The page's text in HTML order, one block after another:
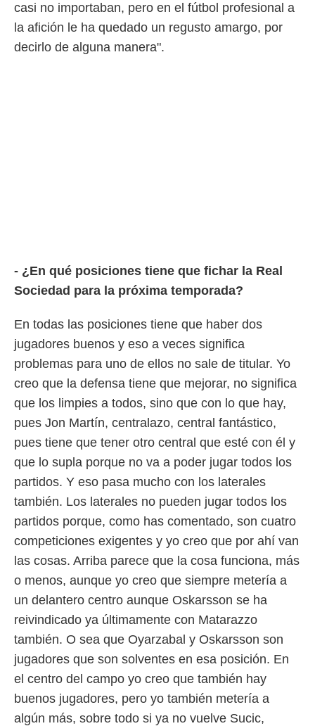
casi no importaban, pero en el fútbol profesional a
la afición le ha quedado un regusto amargo, por
decirlo de alguna manera".
- ¿En qué posiciones tiene que fichar la Real
Sociedad para la próxima temporada?
En todas las posiciones tiene que haber dos
jugadores buenos y eso a veces significa
problemas para uno de ellos no sale de titular. Yo
creo que la defensa tiene que mejorar, no significa
que los limpies a todos, sino que con lo que hay,
pues Jon Martín, centralazo, central fantástico,
pues tiene que tener otro central que esté con él y
que lo supla porque no va a poder jugar todos los
partidos. Y eso pasa mucho con los laterales
también. Los laterales no pueden jugar todos los
partidos porque, como has comentado, son cuatro
competiciones exigentes y yo creo que por ahí van
las cosas. Arriba parece que la cosa funciona, más
o menos, aunque yo creo que siempre metería a
un delantero centro aunque Oskarsson se ha
reivindicado ya últimamente con Matarazzo
también. O sea que Oyarzabal y Oskarsson son
jugadores que son solventes en esa posición. En
el centro del campo yo creo que también hay
buenos jugadores, pero yo también metería a
algún más, sobre todo si ya no vuelve Sucic,